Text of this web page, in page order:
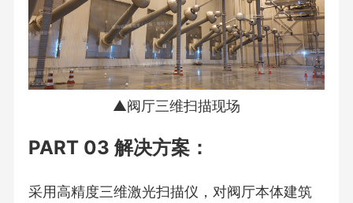
▲阀厅三维扫描现场
PART 03 解决方案：
采用高精度三维激光扫描仪，对阀厅本体建筑